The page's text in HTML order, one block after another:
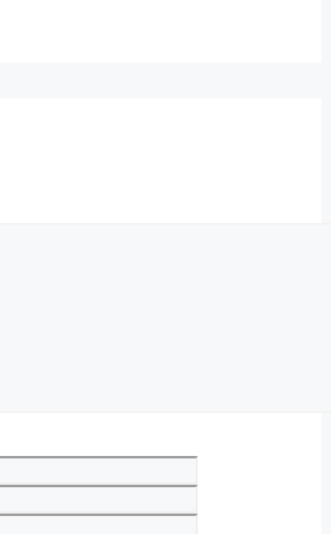
메
일
사